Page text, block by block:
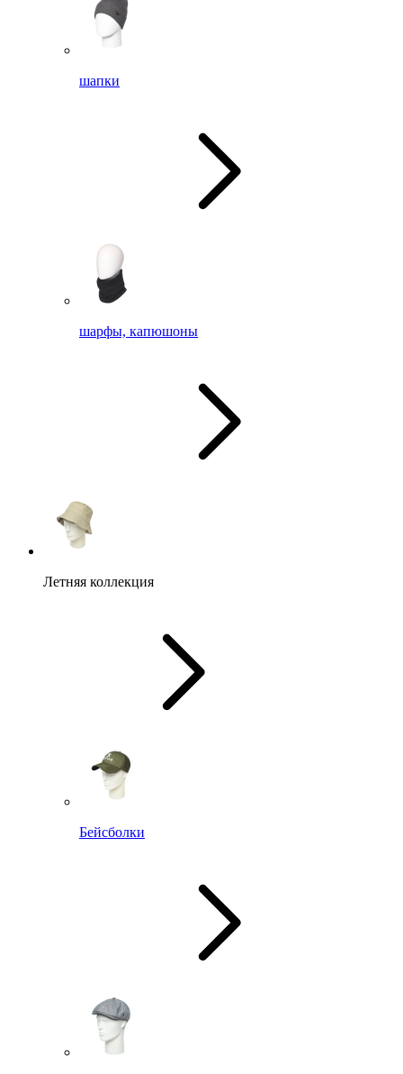
шапки
шарфы, капюшоны
Летняя коллекция
Бейсболки